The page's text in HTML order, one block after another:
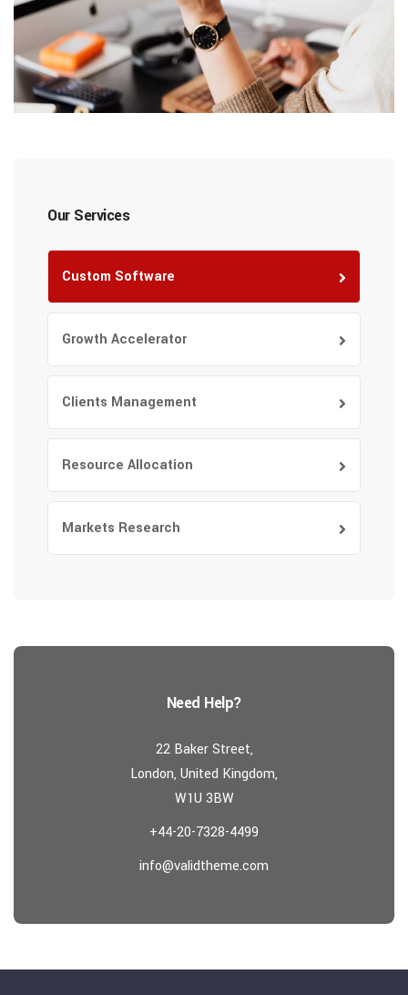
Our Services
Custom Software
Growth Accelerator
Clients Management
Resource Allocation
Markets Research
Need Help?
22 Baker Street,
London, United Kingdom,
W1U 3BW
+44-20-7328-4499
info@validtheme.com